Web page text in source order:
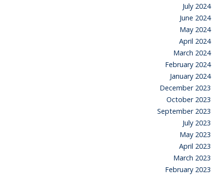
July 2024
June 2024
May 2024
April 2024
March 2024
February 2024
January 2024
December 2023
October 2023
September 2023
July 2023
May 2023
April 2023
March 2023
February 2023